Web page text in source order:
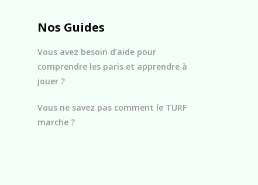
Nos Guides
Vous avez besoin d’aide pour
comprendre les paris et apprendre à
jouer ?
Vous ne savez pas comment le TURF
marche ?